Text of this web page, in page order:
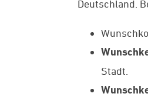
Deutschland.
Stadt.